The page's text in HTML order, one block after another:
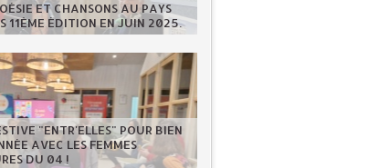
ET CHANSONS AU PAYS
11ÈME ÉDITION EN JUIN 2025.
"ENTR'ELLES" POUR BIEN
AVEC LES FEMMES
DU 04 !